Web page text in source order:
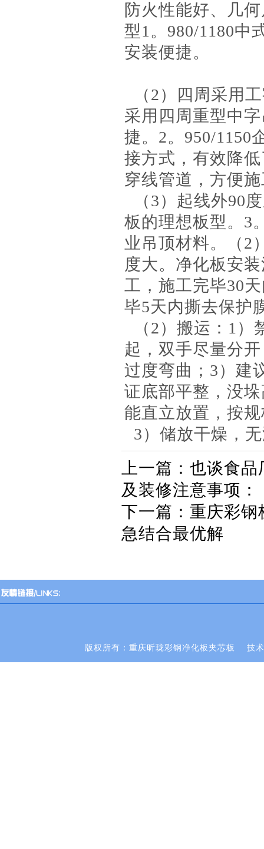
防火性能好、几
型1。980/1180中
安装便捷。
（2）四周采用
采用四周重型中
捷。2。950/1150
接方式，有效降
穿线管道，方便
（3）起线外90
板的理想板型。3
业吊顶材料。（2
度大。净化板安
工，施工完毕30
毕5天内撕去保护
（2）搬运：1）
起，双手尽量分
过度弯曲；3）建
证底部平整，没
能直立放置，按
3）储放干燥，
上一篇： 也谈食品
及装修注意事项：
下一篇： 重庆彩钢
急结合最优解
版权所有：重庆昕珑彩钢净化板夹芯板技